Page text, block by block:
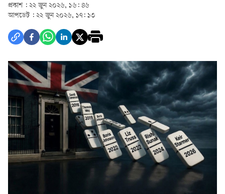
প্রকাশ : ২২ জুন ২০২৬, ১৬: ৪৬
আপডেট : ২২ জুন ২০২৬, ১৭: ১৩